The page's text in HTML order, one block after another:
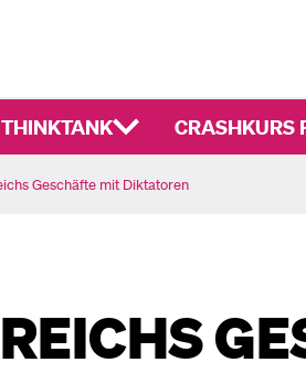
THINKTANK CRASHKURS
Geschäfte mit Diktatoren